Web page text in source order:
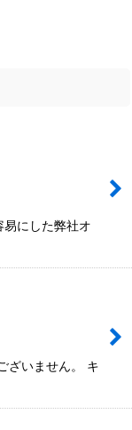
にした弊社オ
ざいません。 キ